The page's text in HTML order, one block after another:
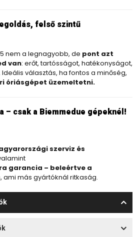
felső szintű
nem a legnagyobb, de pont azt
van: erőt, tartósságot, hatékonyságot,
választás, ha fontos a minőség,
óriásgépet üzemeltetni.
– csak a Biemmedue gépeknél!
szerviz és
garancia – beleértve a
, ami más gyártóknál ritkaság.